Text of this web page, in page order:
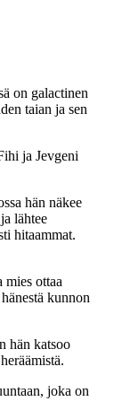
on galactinen
taian ja sen
ja Jevgeni
hän näkee
lähtee
hitaammat.
ottaa
kunnon
hän katsoo
joka on